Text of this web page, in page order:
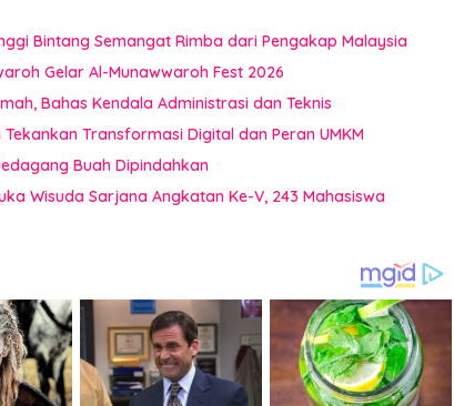
Bintang Semangat Rimba dari Pengakap Malaysia
Gelar Al-Munawwaroh Fest 2026
Bahas Kendala Administrasi dan Teknis
Transformasi Digital dan Peran UMKM
Buah Dipindahkan
Wisuda Sarjana Angkatan Ke-V, 243 Mahasiswa